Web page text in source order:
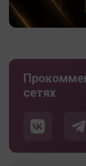
сетях